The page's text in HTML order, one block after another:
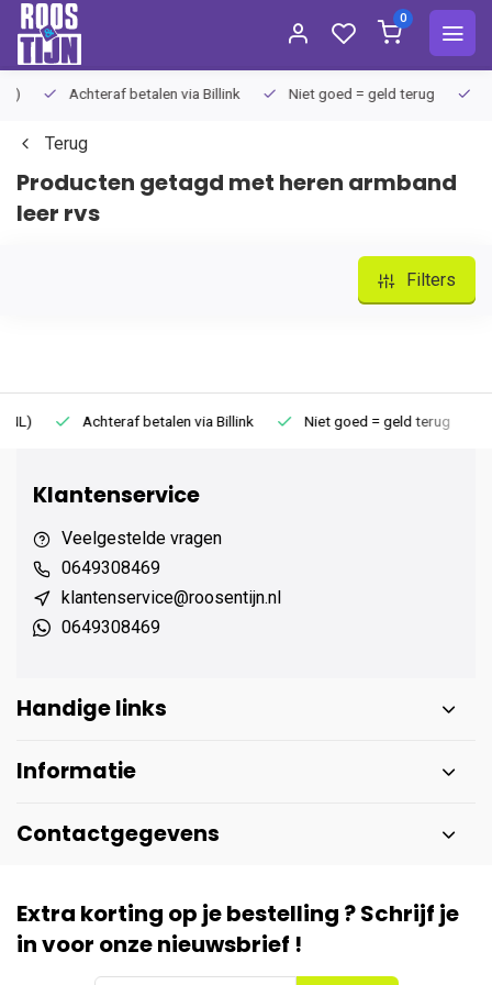
0
Achteraf betalen via Billink Niet goed = geld terug
Terug
Producten getagd met heren armband
leer rvs
Filters
Achteraf betalen via Billink Niet goed = geld terug
Klantenservice
Veelgestelde vragen
0649308469
klantenservice@roosentijn.nl
0649308469
Handige links
Informatie
Contactgegevens
Extra korting op je bestelling ? Schrijf je
in voor onze nieuwsbrief !